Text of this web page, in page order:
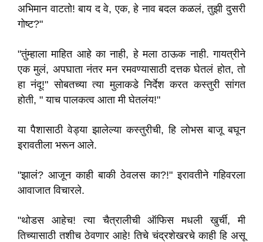
अभिमान वाटतो! बाय द वे, एक, हे नाव बदल कळलं, तुझी दुसरी
गोष्ट?"
"तुंम्हाला माहित आहे का नाही, हे मला ठाऊक नाही. गायत्रीने
एक मुलं, अपघाता नंतर मन रमवण्यासाठी दत्तक घेतलं होत, तो
हा नंदू!" सोबतच्या त्या मुलाकडे निर्देश करत कस्तुरी सांगत
होती, " याच पालकत्व आता मी घेतलंय!"
या पैशासाठी वेड्या झालेल्या कस्तुरीची, हि लोभस बाजू बघून
इरावतीला भरून आले.
"झालं? आजून काही बाकी ठेवलस का?!" इरावतीने गहिवरला
आवाजात विचारले.
"थोडस आहेच! त्या चैत्रालीची ऑफिस मधली खुर्ची, मी
तिच्यासाठी तशीच ठेवणार आहे! तिचे चंद्रशेखरचे काही हि असू